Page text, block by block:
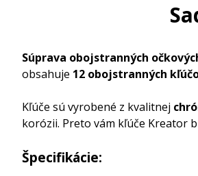
Súprava obojstranných
obsahuje 12 obojstranných
Kľúče sú vyrobené z kvalitnej
korózii. Preto vám kľúče Kreator
Špecifikácie: